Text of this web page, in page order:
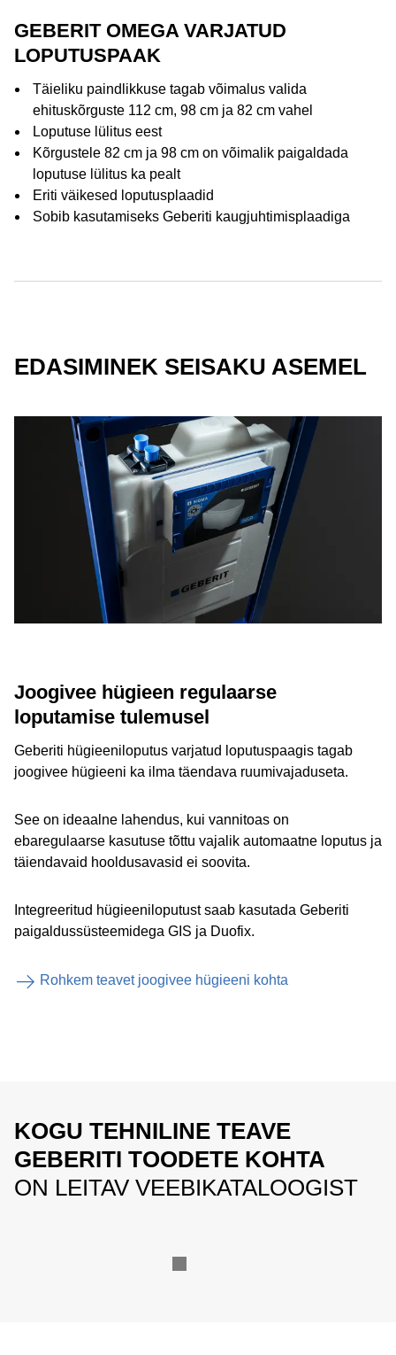
GEBERIT OMEGA VARJATUD
LOPUTUSPAAK
Täieliku paindlikkuse tagab võimalus valida
ehituskõrguste 112 cm, 98 cm ja 82 cm vahel
Loputuse lülitus eest
Kõrgustele 82 cm ja 98 cm on võimalik paigaldada
loputuse lülitus ka pealt
Eriti väikesed loputusplaadid
Sobib kasutamiseks Geberiti kaugjuhtimisplaadiga
EDASIMINEK SEISAKU ASEMEL
Joogivee hügieen regulaarse
loputamise tulemusel
Geberiti hügieeniloputus varjatud loputuspaagis tagab
joogivee hügieeni ka ilma täendava ruumivajaduseta.
See on ideaalne lahendus, kui vannitoas on
ebaregulaarse kasutuse tõttu vajalik automaatne loputus ja
täiendavaid hooldusavasid ei soovita.
Integreeritud hügieeniloputust saab kasutada Geberiti
paigaldussüsteemidega GIS ja Duofix.
Rohkem teavet joogivee hügieeni kohta
KOGU TEHNILINE TEAVE
GEBERITI TOODETE KOHTA
ON LEITAV VEEBIKATALOOGIST